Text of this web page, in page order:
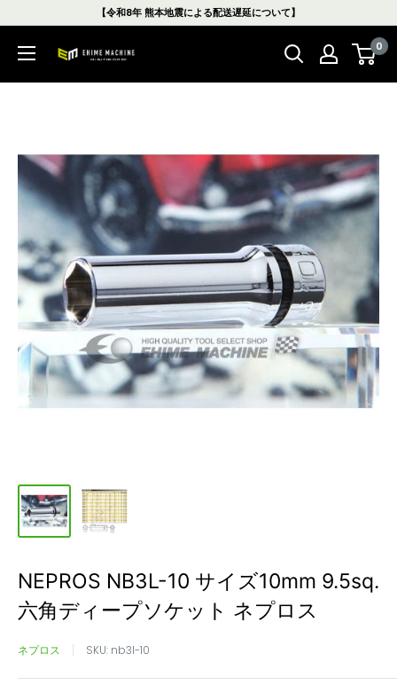
ン
【令和8年 熊本地震による配送遅延について】
エ
ン
本
店
0
NEPROS NB3L-10 サイズ10mm 9.5sq.
六角ディープソケット ネプロス
ネプロス SKU: nb3l-10